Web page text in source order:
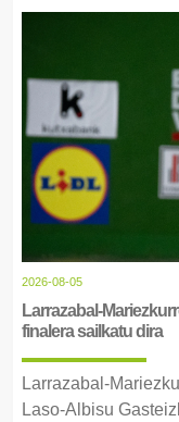
2026-08-05
Larrazabal-
finalera sailkatu dira
Larrazabal-
Laso-Albisu